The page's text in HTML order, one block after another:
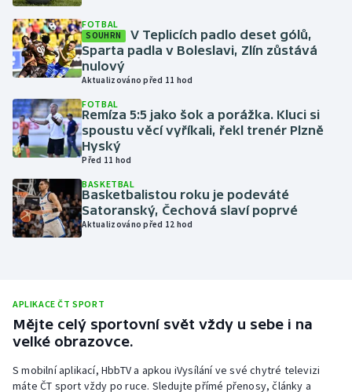
Lyže a snowboard
Motorsport
Olympijské hry
Parasport
Plavání
FOTBAL
SOUHRN
V Teplicích padlo deset gólů,
Sparta padla v Boleslavi, Zlín zůstává
nulový
Aktualizováno před 11 hod
FOTBAL
Remíza 5:5 jako šok a porážka. Kluci si
spoustu věcí vyříkali, řekl trenér Plzně
Hyský
Před 11 hod
BASKETBAL
Basketbalistou roku je podeváté
Satoranský, Čechová slaví poprvé
Aktualizováno před 12 hod
APLIKACE ČT SPORT
Mějte celý sportovní svět vždy u sebe i na
velké obrazovce.
S mobilní aplikací, HbbTV a apkou iVysílání ve své chytré televizi
máte ČT sport vždy po ruce. Sledujte přímé přenosy, články a